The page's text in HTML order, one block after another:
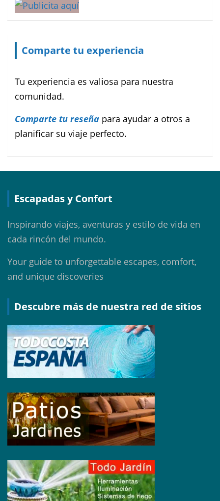
Comparte tu experiencia
Tu experiencia es valiosa para nuestra
comunidad.
Comparte tu reseña para ayudar a otros a
planificar su viaje perfecto.
Escapadas y Confort
Inspirando viajes, aventuras y estilo de vida en
cada rincón del mundo.
Your guide to unforgettable escapes, comfort,
and unique discoveries
Descubre más de nuestra red de sitios